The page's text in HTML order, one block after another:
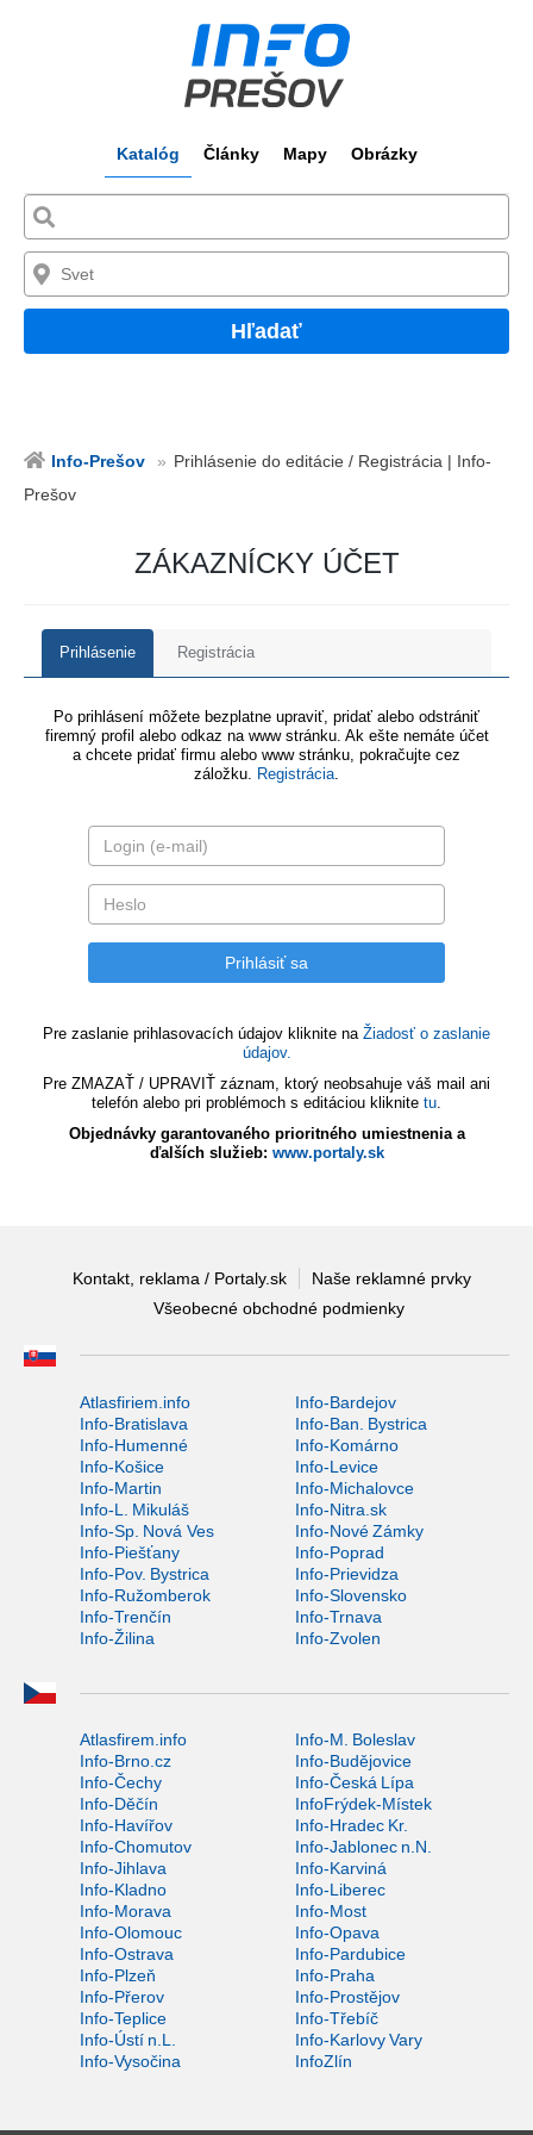
Katalóg Články Mapy Obrázky
Hľadať
Info-Prešov
Prihlásenie do editácie / Registrácia | Info-
Prešov
ZÁKAZNÍCKY ÚČET
Prihlásenie Registrácia
Po prihlásení môžete bezplatne upraviť, pridať alebo odstrániť
firemný profil alebo odkaz na www stránku. Ak ešte nemáte účet
a chcete pridať firmu alebo www stránku, pokračujte cez
záložku. Registrácia.
Pre zaslanie prihlasovacích údajov kliknite na Žiadosť o zaslanie
údajov.
Pre ZMAZAŤ / UPRAVIŤ záznam, ktorý neobsahuje váš mail ani
telefón alebo pri problémoch s editáciou kliknite tu.
Objednávky garantovaného prioritného umiestnenia a
ďalších služieb: www.portaly.sk
Kontakt, reklama / Portaly.sk
Naše reklamné prvky
Všeobecné obchodné podmienky
Atlasfiriem.info
Info-Bardejov
Info-Bratislava
Info-Ban. Bystrica
Info-Humenné
Info-Komárno
Info-Košice
Info-Levice
Info-Martin
Info-Michalovce
Info-L. Mikuláš
Info-Nitra.sk
Info-Sp. Nová Ves
Info-Nové Zámky
Info-Piešťany
Info-Poprad
Info-Pov. Bystrica
Info-Prievidza
Info-Ružomberok
Info-Slovensko
Info-Trenčín
Info-Trnava
Info-Žilina
Info-Zvolen
Atlasfirem.info
Info-M. Boleslav
Info-Brno.cz
Info-Budějovice
Info-Čechy
Info-Česká Lípa
Info-Děčín
InfoFrýdek-Místek
Info-Havířov
Info-Hradec Kr.
Info-Chomutov
Info-Jablonec n.N.
Info-Jihlava
Info-Karviná
Info-Kladno
Info-Liberec
Info-Morava
Info-Most
Info-Olomouc
Info-Opava
Info-Ostrava
Info-Pardubice
Info-Plzeň
Info-Praha
Info-Přerov
Info-Prostějov
Info-Teplice
Info-Třebíč
Info-Ústí n.L.
Info-Karlovy Vary
Info-Vysočina
InfoZlín